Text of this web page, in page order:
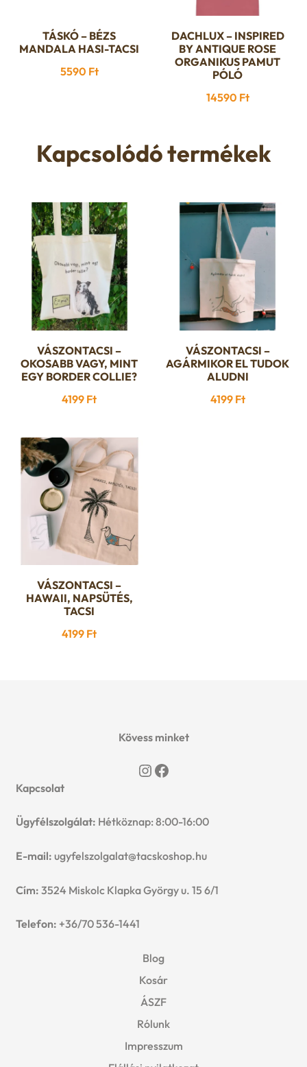
TÁSKÓ – BÉZS
MANDALA HASI-TACSI
5590 Ft
Ennek
a
terméknek
több
A
termékoldalon
választhatók
ki
DACHLUX – INSPIRED
BY ANTIQUE ROSE
ORGANIKUS PAMUT
PÓLÓ
14590 Ft
Kapcsolódó termékek
VÁSZONTACSI –
OKOSABB VAGY, MINT
EGY BORDER COLLIE?
4199 Ft
VÁSZONTACSI –
AGÁRMIKOR EL TUDOK
ALUDNI
4199 Ft
VÁSZONTACSI –
HAWAII, NAPSÜTÉS,
TACSI
4199 Ft
Kövess minket
Instagram
Facebook
Kapcsolat
Ügyfélszolgálat: Hétköznap: 8:00-16:00
E-mail: ugyfelszolgalat@tacskoshop.hu
Cím: 3524 Miskolc Klapka György u. 15 6/1
Telefon: +36/70 536-1441
Blog
Kosár
ÁSZF
Rólunk
Impresszum